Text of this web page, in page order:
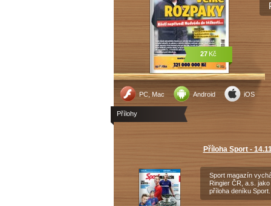
PC, Mac Android iOS
27Kč
Přílohy
Příloha Sport -
Sport magazín
Ringier ČR, a.s.
příloha deníku